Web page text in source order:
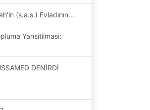
(s.a.s.) Evladının...
Yansitilmasi:
DENİRDİ